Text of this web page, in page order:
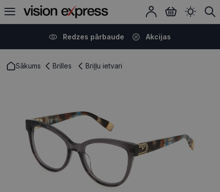
Redzes pārbaude Akcijas
Sākums Brilles Briļļu ietvari